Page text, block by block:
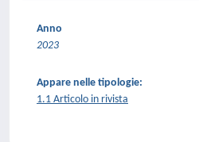
Anno
2023
Appare nelle tipologie:
1.1 Articolo in rivista